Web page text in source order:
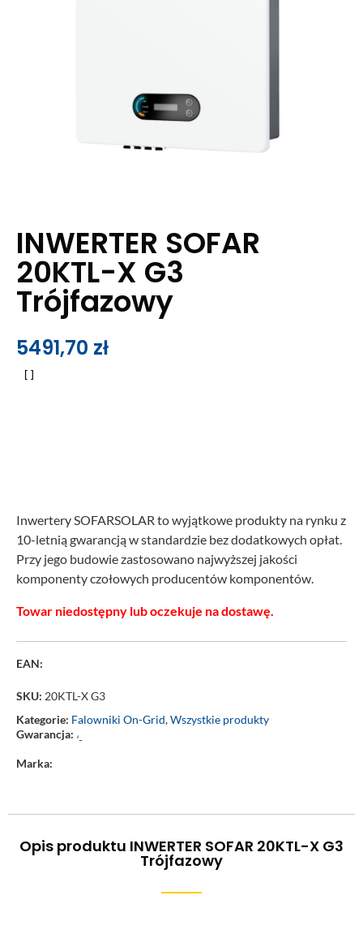
INWERTER SOFAR
20KTL-X G3
Trójfazowy
5491,70 zł
Inwertery SOFARSOLAR to wyjątkowe produkty na rynku z
10-letnią gwarancją w standardzie bez dodatkowych opłat.
Przy jego budowie zastosowano najwyższej jakości
komponenty czołowych producentów komponentów.
Towar niedostępny lub oczekuje na dostawę.
EAN:
SKU: 20KTL-X G3
Kategorie: Falowniki On-Grid,Wszystkie produkty
Gwarancja: ‘-
Marka:
Opis produktu INWERTER SOFAR 20KTL-X G3
Trójfazowy